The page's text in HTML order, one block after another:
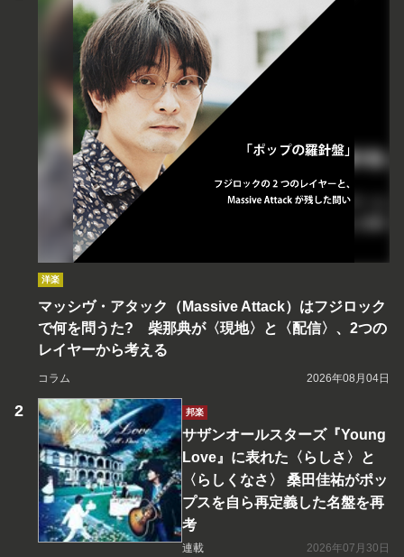
洋楽
マッシヴ・アタック（Massive Attack）はフジロック
で何を問うた? 柴那典が〈現地〉と〈配信〉、2つの
レイヤーから考える
コラム 2026年08月04日
邦楽
サザンオールスターズ『Young
Love』に表れた〈らしさ〉と
〈らしくなさ〉 桑田佳祐がポッ
プスを自ら再定義した名盤を再
考
連載 2026年07月30日